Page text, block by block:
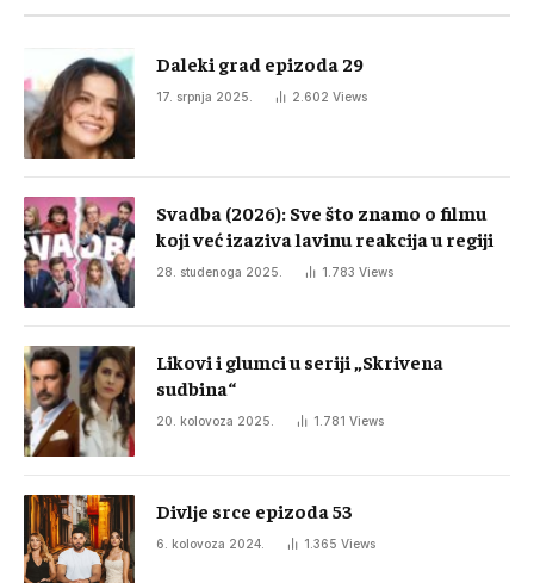
Daleki grad epizoda 29
17. srpnja 2025. 2.602 Views
Svadba (2026): Sve što znamo o filmu
koji već izaziva lavinu reakcija u regiji
28. studenoga 2025. 1.783 Views
Likovi i glumci u seriji „Skrivena
sudbina“
20. kolovoza 2025. 1.781 Views
Divlje srce epizoda 53
6. kolovoza 2024. 1.365 Views